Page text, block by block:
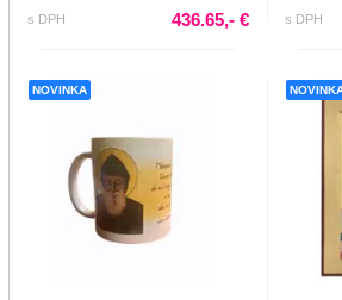
s DPH
436.65,- € s DPH
NOVINKA